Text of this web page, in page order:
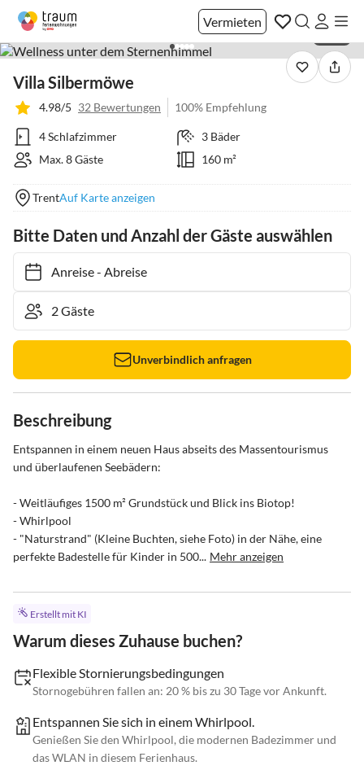
Vermieten
Villa Silbermöwe
4.98/5 32 Bewertungen 100% Empfehlung
4 Schlafzimmer
3 Bäder
Max. 8 Gäste
160 m²
TrentAuf Karte anzeigen
Bitte Daten und Anzahl der Gäste auswählen
Anreise- Abreise
Unverbindlich anfragen
Beschreibung
Entspannen in einem neuen Haus abseits des Massentourismus
und überlaufenen Seebädern:
- Weitläufiges 1500 m² Grundstück und Blick ins Biotop!
- Whirlpool
- "Naturstrand" (Kleine Buchten, siehe Foto) in der Nähe, eine
perfekte Badestelle für Kinder in 500... Mehr anzeigen
Erstellt mit KI
Warum dieses Zuhause buchen?
Flexible Stornierungsbedingungen
Stornogebühren fallen an: 20 % bis zu 30 Tage vor Ankunft.
Entspannen Sie sich in einem Whirlpool.
Genießen Sie den Whirlpool, die modernen Badezimmer und
das WLAN in diesem Ferienhaus.